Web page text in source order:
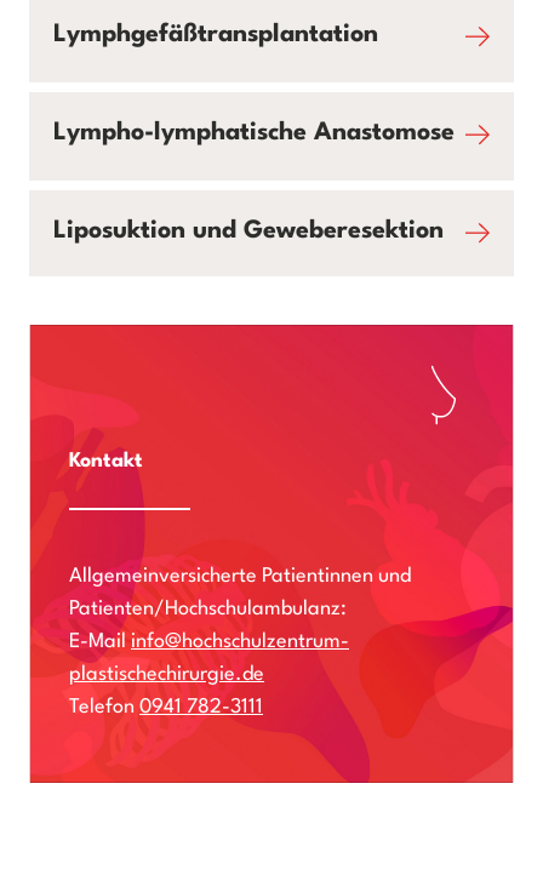
Lymphgefäßtransplantation
Lympho-lymphatische Anastomose
Liposuktion und Geweberesektion
Kontakt
Allgemeinversicherte Patientinnen und
Patienten/Hochschulambulanz:
E-Mail info@hochschulzentrum-
plastischechirurgie.de
Telefon 0941 782-3111